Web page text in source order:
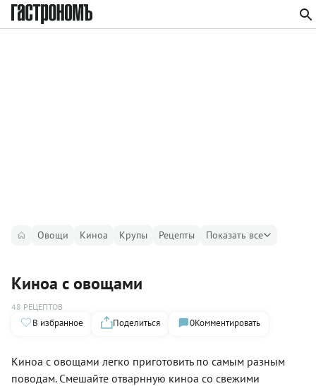
Овощи Киноа Крупы Рецепты Показать все
Киноа с овощами
48 РЕЦЕПТОВ
В избранное Поделиться 0Комментировать
Киноа с овощами легко приготовить по самым разным
поводам. Смешайте отварнную киноа со свежими